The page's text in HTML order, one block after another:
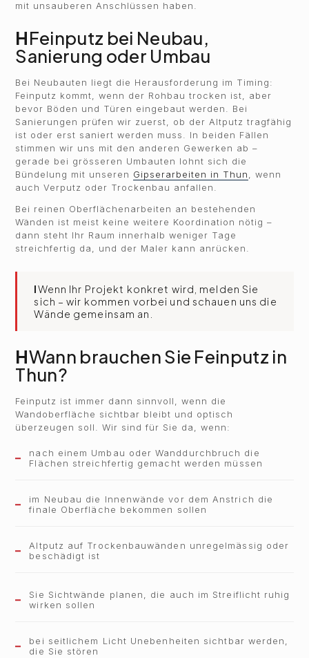
mit unsauberen Anschlüssen haben.
HFeinputz bei Neubau,
Sanierung oder Umbau
Bei Neubauten liegt die Herausforderung im Timing:
Feinputz kommt, wenn der Rohbau trocken ist, aber
bevor Böden und Türen eingebaut werden. Bei
Sanierungen prüfen wir zuerst, ob der Altputz tragfähig
ist oder erst saniert werden muss. In beiden Fällen
stimmen wir uns mit den anderen Gewerken ab –
gerade bei grösseren Umbauten lohnt sich die
Bündelung mit unseren Gipserarbeiten in Thun , wenn
auch Verputz oder Trockenbau anfallen.
Bei reinen Oberflächenarbeiten an bestehenden
Wänden ist meist keine weitere Koordination nötig –
dann steht Ihr Raum innerhalb weniger Tage
streichfertig da, und der Maler kann anrücken.
IWenn Ihr Projekt konkret wird, melden Sie
sich – wir kommen vorbei und schauen uns die
Wände gemeinsam an.
HWann brauchen Sie Feinputz in
Thun?
Feinputz ist immer dann sinnvoll, wenn die
Wandoberfläche sichtbar bleibt und optisch
überzeugen soll. Wir sind für Sie da, wenn:
nach einem Umbau oder Wanddurchbruch die
Flächen streichfertig gemacht werden müssen
im Neubau die Innenwände vor dem Anstrich die
finale Oberfläche bekommen sollen
Altputz auf Trockenbauwänden unregelmässig oder
beschädigt ist
Sie Sichtwände planen, die auch im Streiflicht ruhig
wirken sollen
bei seitlichem Licht Unebenheiten sichtbar werden,
die Sie stören